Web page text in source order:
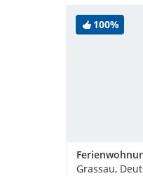
100%
Grassau,